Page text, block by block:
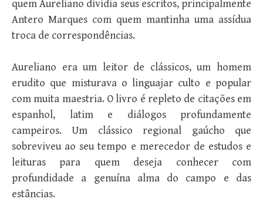
quem Aureliano dividia seus escritos, principalmente
Antero Marques com quem mantinha uma assídua
troca de correspondências.
Aureliano era um leitor de clássicos, um homem
erudito que misturava o linguajar culto e popular
com muita maestria. O livro é repleto de citações em
espanhol, latim e diálogos profundamente
campeiros. Um clássico regional gaúcho que
sobreviveu ao seu tempo e merecedor de estudos e
leituras para quem deseja conhecer com
profundidade a genuína alma do campo e das
estâncias.